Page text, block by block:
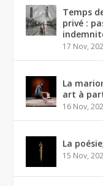
Temps
privé :
17 Nov,
La
art à
16 Nov,
La
15 Nov,